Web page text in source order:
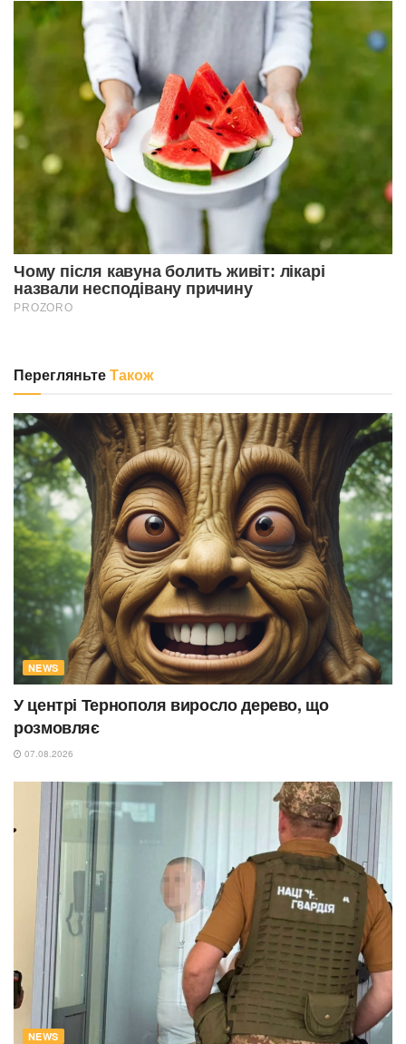
ПерегляньтеТакож
NEWS
У центрі Тернополя виросло дерево, що
розмовляє
07.08.2026
NEWS